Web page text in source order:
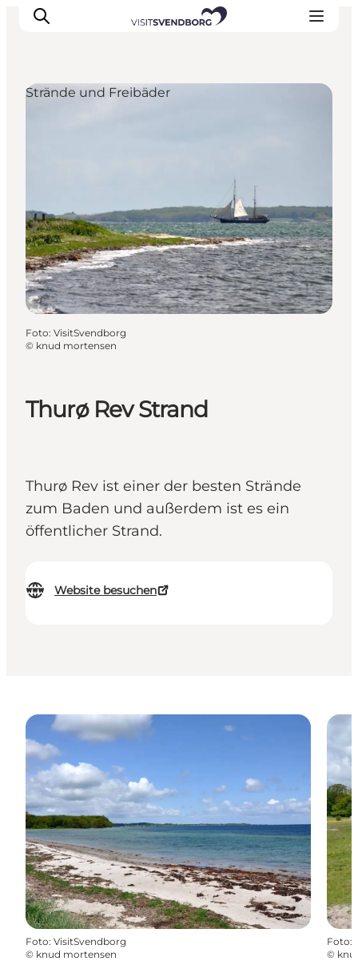
Übernachtung
Den Urlaub planen
Thurø Rev Strand
Thurø Rev ist einer der besten Strände
zum Baden und außerdem ist es ein
öffentlicher Strand.
Website besuchen
Strände und Freibäder
Foto: VisitSvendborg
© knud mortensen
Foto: VisitSvendborg
© knud mortensen
Foto:
©